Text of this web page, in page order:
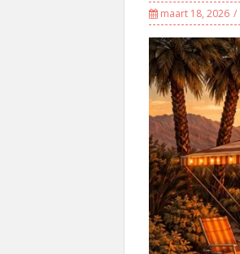
maart 18, 2026